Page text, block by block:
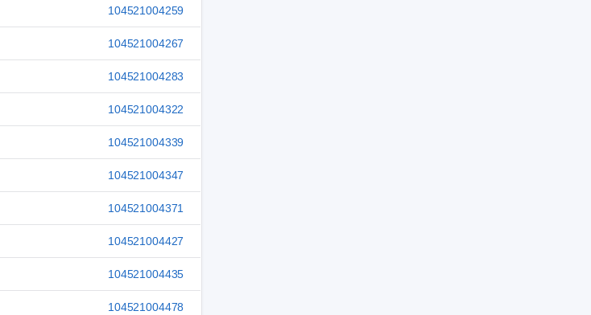
104521004259
104521004267
104521004283
104521004322
104521004339
104521004347
104521004371
104521004427
104521004435
104521004478